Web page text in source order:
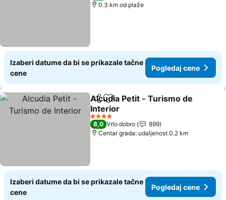
0.3 km od plaže
Izaberi datume da bi se prikazale tačne
cene
Pogledaj cene
Deli Dodati u favorite
Alcudia Petit - Turismo de
Interior
4 Zvezdice
8,0 Vrlo dobro
899
Centar grada: udaljenost 0.2 km
Izaberi datume da bi se prikazale tačne
cene
Pogledaj cene